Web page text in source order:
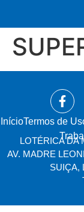
Início⁠Termos de
LOTÉRICA DA
AV. MADRE
SUIÇA,